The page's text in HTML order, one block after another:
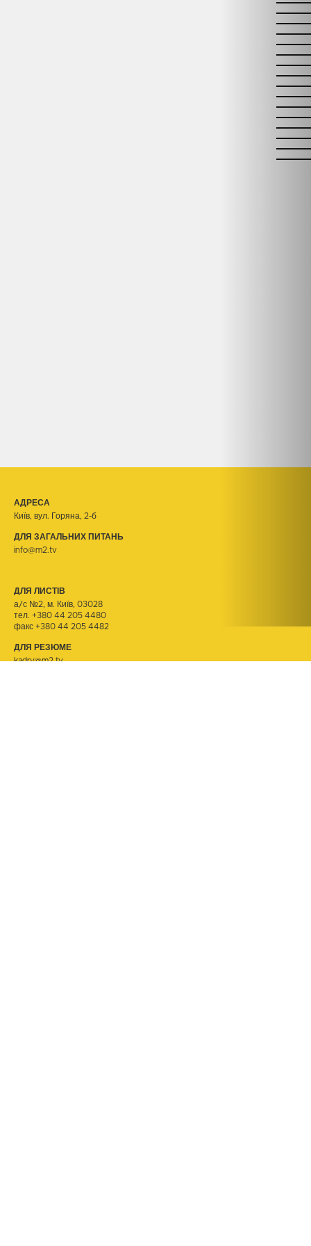
АДРЕСА
Київ, вул. Горяна, 2-б
ДЛЯ ЗАГАЛЬНИХ ПИТАНЬ
info@m2.tv
ДЛЯ ЛИСТІВ
а/с №2, м. Київ, 03028
тел. +380 44 205 4480
факс +380 44 205 4482
ДЛЯ РЕЗЮМЕ
kadry@m2.tv